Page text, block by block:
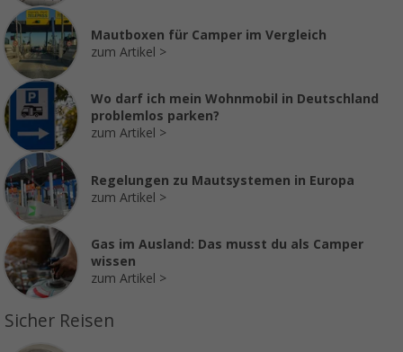
Mautboxen für Camper im Vergleich
zum Artikel
Wo darf ich mein Wohnmobil in Deutschland
problemlos parken?
zum Artikel
Regelungen zu Mautsystemen in Europa
zum Artikel
Gas im Ausland: Das musst du als Camper
wissen
zum Artikel
Sicher Reisen